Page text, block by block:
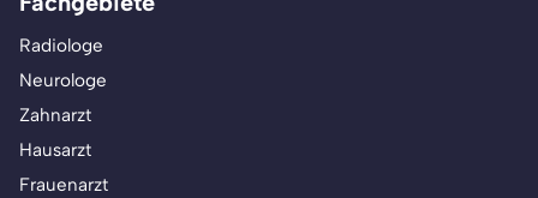
Radiologe
Neurologe
Zahnarzt
Hausarzt
Frauenarzt